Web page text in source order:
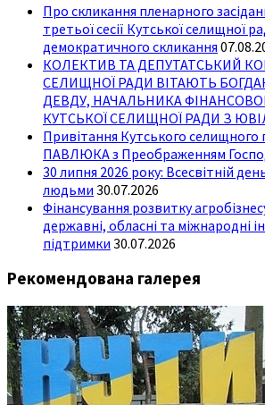
Про скликання пленарного
третьої сесії Кутської селищної
демократичного скликання
КОЛЕКТИВ ТА ДЕПУТАТСЬКИЙ
СЕЛИЩНОЇ РАДИ ВІТАЮТЬ
ДЕВДУ, НАЧАЛЬНИКА
КУТСЬКОЇ СЕЛИЩНОЇ РАДИ З
Привітання Кутського
ПАВЛЮКА з Преображенням
30 липня 2026 року: Всесвітній
людьми 30.07.2026
Фінансування розвитку
державні, обласні та міжнародні
підтримки 30.07.2026
Рекомендована галерея